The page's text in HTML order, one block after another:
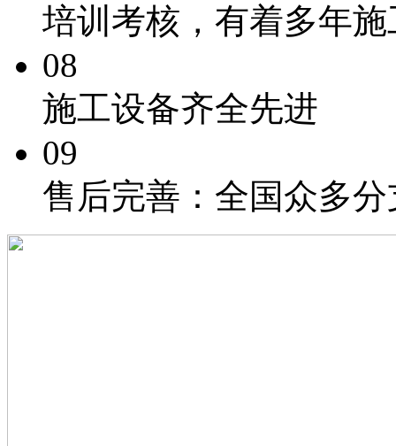
培训考核，有着多年
08
施工设备齐全先进
09
售后完善： 全国众多